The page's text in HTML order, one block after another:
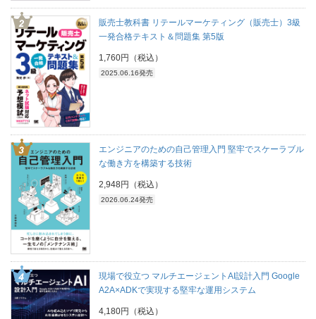
販売士教科書 リテールマーケティング（販売士）3級
一発合格テキスト＆問題集 第5版
1,760円（税込）
2025.06.16発売
エンジニアのための自己管理入門 堅牢でスケーラブル
な働き方を構築する技術
2,948円（税込）
2026.06.24発売
現場で役立つ マルチエージェントAI設計入門 Google
A2A×ADKで実現する堅牢な運用システム
4,180円（税込）